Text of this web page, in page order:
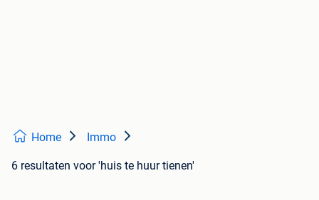
Home Immo
6 resultaten voor 'huis te huur tienen'